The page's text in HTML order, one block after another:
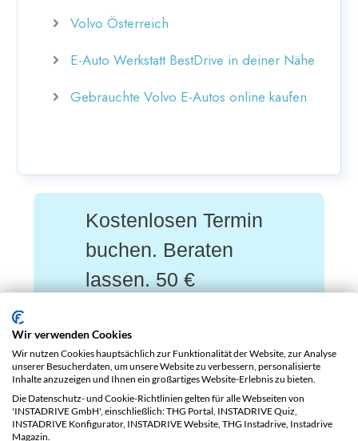
Volvo Österreich
E-Auto Werkstatt BestDrive in deiner Nähe
Gebrauchte Volvo E-Autos online kaufen
Kostenlosen Termin
buchen. Beraten
lassen. 50 €
Lass dich von unseren E-Auto-
Spezialistenzu Fahrzeugen
undLeasing-Optionen beraten
Wir verwenden Cookies
Wir nutzen Cookies hauptsächlich zur Funktionalität der Website, zur Analyse
unserer Besucherdaten, um unsere Website zu verbessern, personalisierte
Inhalte anzuzeigen und Ihnen ein großartiges Website-Erlebnis zu bieten.
Die Datenschutz- und Cookie-Richtlinien gelten für alle Webseiten von
'INSTADRIVE GmbH', einschließlich: THG Portal, INSTADRIVE Quiz,
INSTADRIVE Konfigurator, INSTADRIVE Website, THG Instadrive, Instadrive
Magazin.